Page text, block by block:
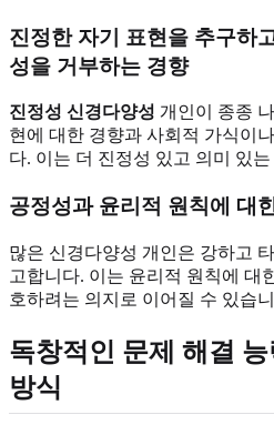
진정한 자기 표현을 추구하
성을 거부하는 경향
진정성 신경다양성 개인이 종종
현에 대한 경향과 사회적 가식이
다. 이는 더 진정성 있고 의미 있
공정성과 윤리적 원칙에 대
많은 신경다양성 개인은 강하고
고합니다. 이는 윤리적 원칙에 대
호하려는 의지로 이어질 수 있습
독창적인 문제 해결
방식